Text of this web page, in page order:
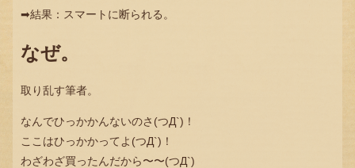
➡︎結果：スマートに断られる。
なぜ。
取り乱す筆者。
なんでひっかかんないのさ(つД`)！
ここはひっかかってよ(つД`)！
わざわざ買ったんだから〜〜(つД`)